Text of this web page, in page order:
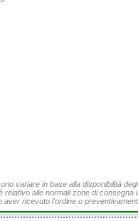
variare in base alla disponibilità
relativo alle normali zone di
ricevuto l'ordine o